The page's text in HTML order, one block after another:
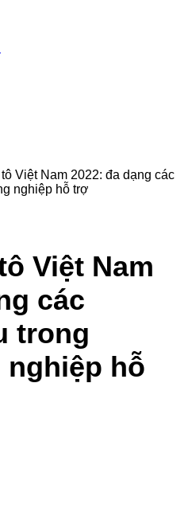
Việt Nam 2022: đa dạng các
nghiệp hỗ trợ
Việt Nam
các
trong
nghiệp hỗ